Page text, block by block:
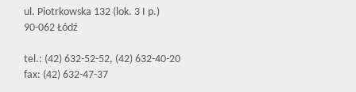
ul. Piotrkowska 132 (lok. 3 I p.)
90-062 Łódź
tel.: (42) 632-52-52, (42) 632-40-20
fax: (42) 632-47-37